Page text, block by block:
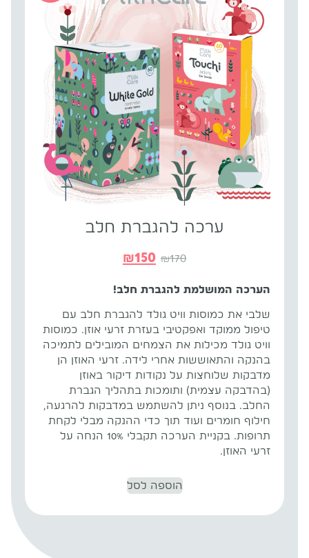
ערכה להגברת חלב
₪170
₪150
הערכה המושלמת להגברת חלב!
שלבי את כמוסות וויט גולד להגברת חלב עם
טיפול ממוקד ואפקטיבי בעזרת זרעי אוזן. כמוסות
וויט גולד מכילות את הצמחים המובילים לתמיכה
בהנקה והתאוששות אחרי לידה. זרעי האוזן הן
מדבקות שלוחצות על נקודות דיקור באוזן
(בהדבקה עצמית) ותומכות בתהליך הגברת
החלב. בנוסף ניתן להשתמש במדבקות להרגעה,
חילוף חומרים ועוד תוך כדי ההנקה מבלי לקחת
תרופות. בקניית הערכה תקבלי 10% הנחה על
זרעי האוזן.
הוספה לסל